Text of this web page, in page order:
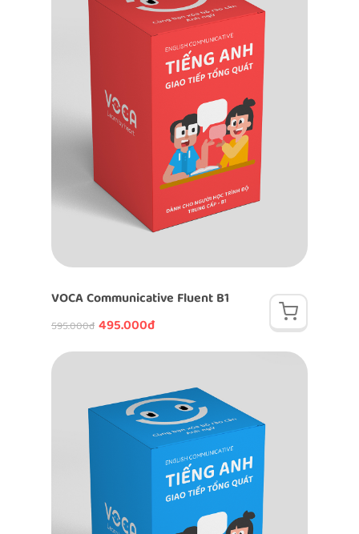
VOCA Communicative Fluent B1
595.000đ 495.000đ